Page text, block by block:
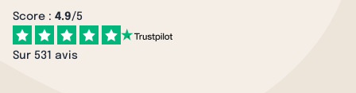
Score : 4.9/5
Sur 531 avis